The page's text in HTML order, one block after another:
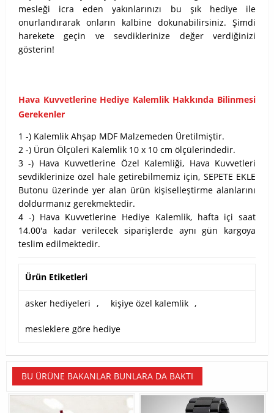
mesleği icra eden yakınlarınızı bu şık hediye ile
onurlandırarak onların kalbine dokunabilirsiniz. Şimdi
harekete geçin ve sevdiklerinize değer verdiğinizi
gösterin!
Hava Kuvvetlerine Hediye Kalemlik Hakkında Bilinmesi
Gerekenler
1 -) Kalemlik Ahşap MDF Malzemeden Üretilmiştir.
2 -) Ürün Ölçüleri Kalemlik 10 x 10 cm ölçülerindedir.
3 -) Hava Kuvvetlerine Özel Kalemliği, Hava Kuvvetleri
sevdiklerinize özel hale getirebilmemiz için, SEPETE EKLE
Butonu üzerinde yer alan ürün kişiselleştirme alanlarını
doldurmanız gerekmektedir.
4 -) Hava Kuvvetlerine Hediye Kalemlik, hafta içi saat
14.00'a kadar verilecek siparişlerde aynı gün kargoya
teslim edilmektedir.
Ürün Etiketleri
asker hediyeleri , kişiye özel kalemlik ,
mesleklere göre hediye
BU ÜRÜNE BAKANLAR BUNLARA DA BAKTI